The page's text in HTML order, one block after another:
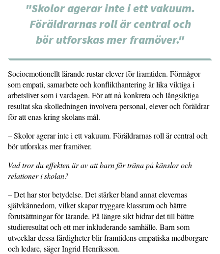
"Skolor agerar inte i ett vakuum.
Föräldrarnas roll är central och
bör utforskas mer framöver."
Socioemotionellt lärande rustar elever för framtiden. Förmågor
som empati, samarbete och konflikthantering är lika viktiga i
arbetslivet som i vardagen. För att nå konkreta och långsiktiga
resultat ska skolledningen involvera personal, elever och föräldrar
för att enas kring skolans mål.
– Skolor agerar inte i ett vakuum. Föräldrarnas roll är central och
bör utforskas mer framöver.
Vad tror du effekten är av att barn får träna på känslor och
relationer i skolan?
– Det har stor betydelse. Det stärker bland annat elevernas
självkännedom, vilket skapar tryggare klassrum och bättre
förutsättningar för lärande. På längre sikt bidrar det till bättre
studieresultat och ett mer inkluderande samhälle. Barn som
utvecklar dessa färdigheter blir framtidens empatiska medborgare
och ledare, säger Ingrid Henriksson.